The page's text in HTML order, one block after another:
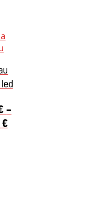
–
€Hintaluokka: